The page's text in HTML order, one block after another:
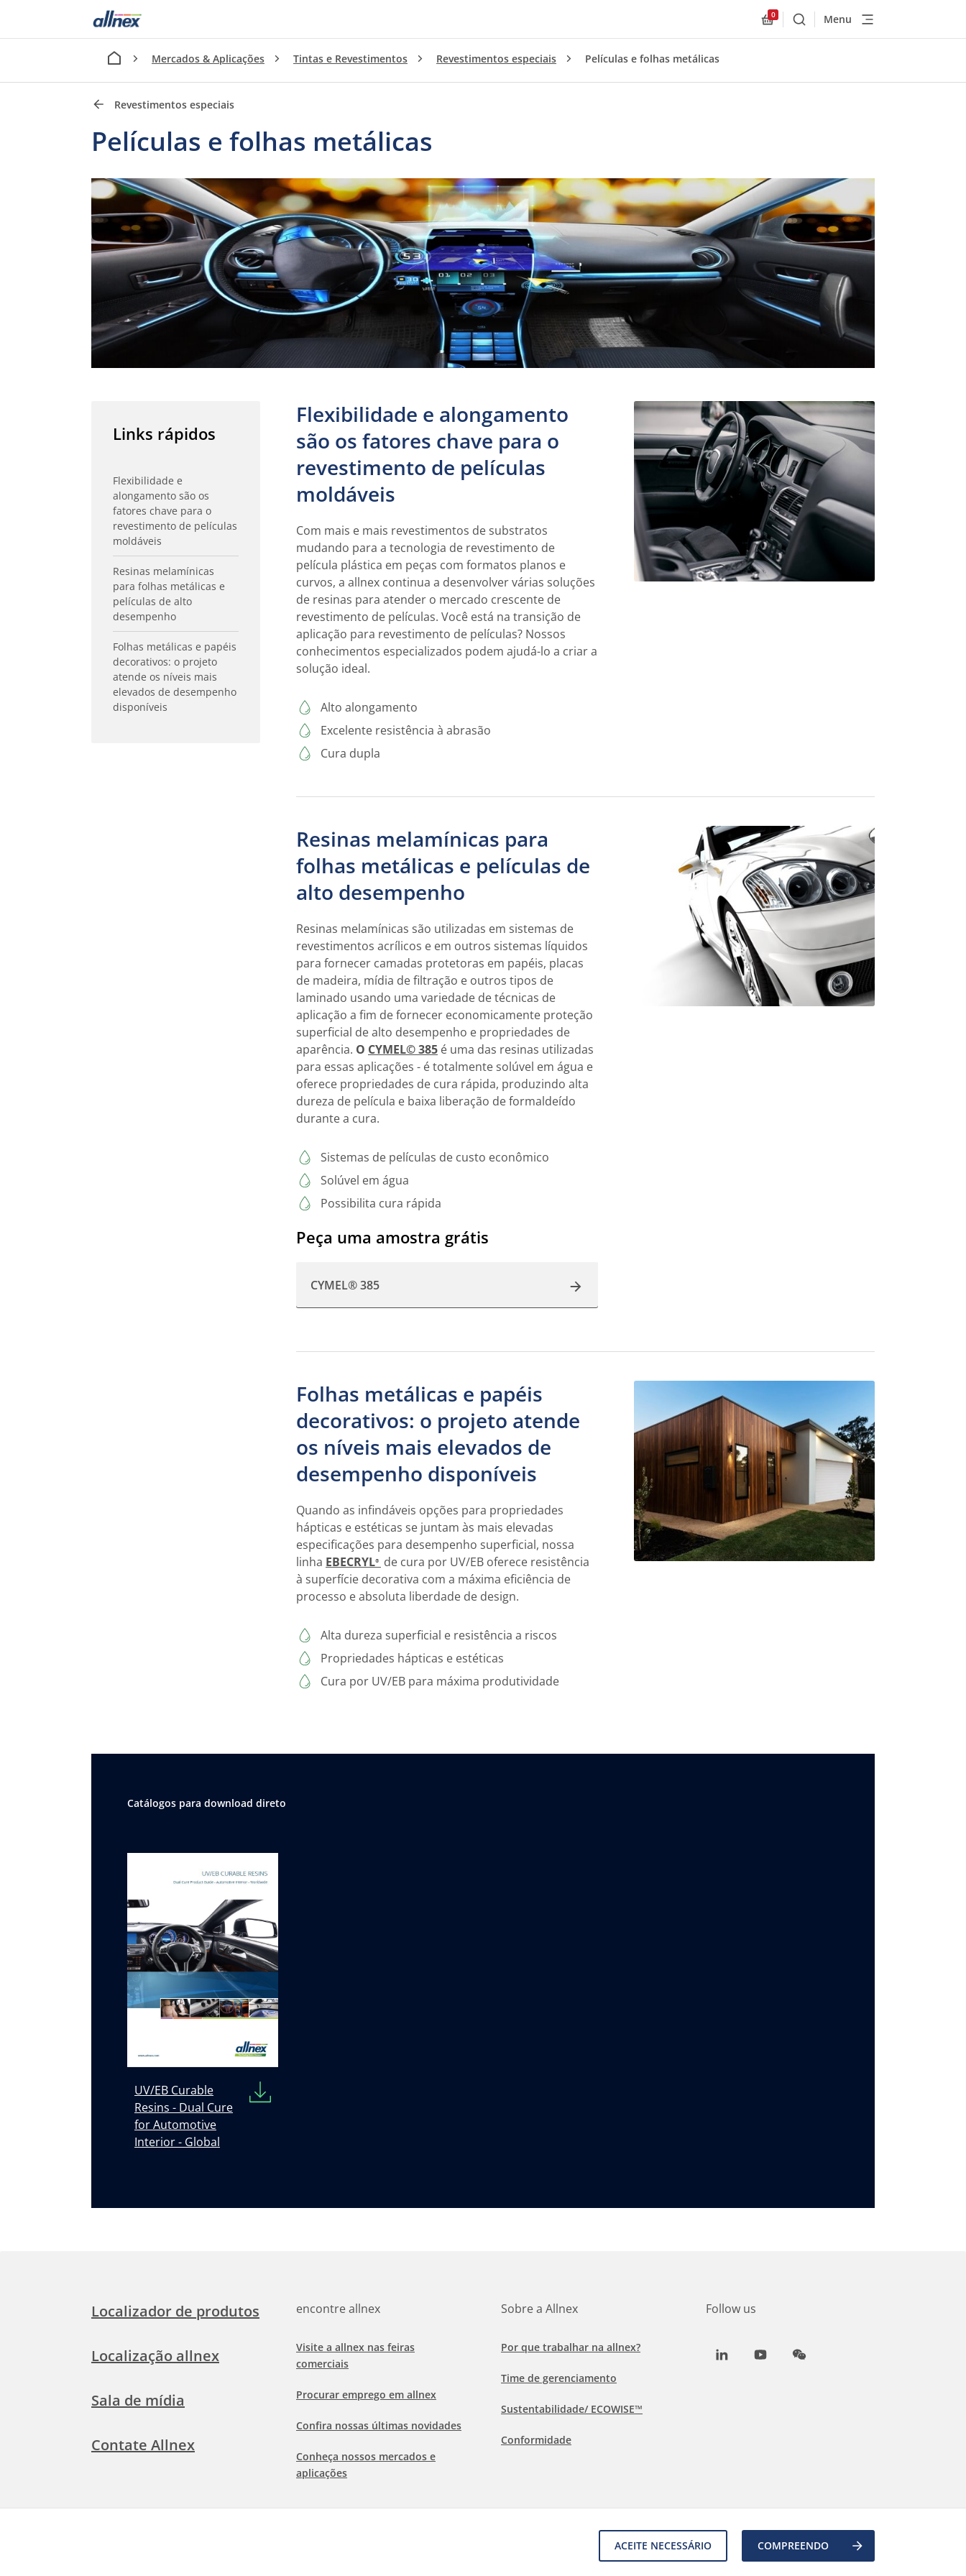
ACEITE NECESSÁRIO COMPREENDO
Allnex.GeneralResources.Cart
0
BuscarMenu
Mercados & Aplicações Tintas e Revestimentos Revestimentos especiais Películas e folhas metálicas
Revestimentos especiais
Películas e folhas metálicas
Links rápidos
Flexibilidade e
alongamento são os
fatores chave para o
revestimento de películas
moldáveis
Resinas melamínicas
para folhas metálicas e
películas de alto
desempenho
Folhas metálicas e papéis
decorativos: o projeto
atende os níveis mais
elevados de desempenho
disponíveis
Flexibilidade e alongamento
são os fatores chave para o
revestimento de películas
moldáveis
Com mais e mais revestimentos de substratos
mudando para a tecnologia de revestimento de
película plástica em peças com formatos planos e
curvos, a allnex continua a desenvolver várias soluções
de resinas para atender o mercado crescente de
revestimento de películas. Você está na transição de
aplicação para revestimento de películas? Nossos
conhecimentos especializados podem ajudá-lo a criar a
solução ideal.
Alto alongamento
Excelente resistência à abrasão
Cura dupla
Resinas melamínicas para
folhas metálicas e películas de
alto desempenho
Resinas melamínicas são utilizadas em sistemas de
revestimentos acrílicos e em outros sistemas líquidos
para fornecer camadas protetoras em papéis, placas
de madeira, mídia de filtração e outros tipos de
laminado usando uma variedade de técnicas de
aplicação a fim de fornecer economicamente proteção
superficial de alto desempenho e propriedades de
aparência. O CYMEL© 385 é uma das resinas utilizadas
para essas aplicações - é totalmente solúvel em água e
oferece propriedades de cura rápida, produzindo alta
dureza de película e baixa liberação de formaldeído
durante a cura.
Sistemas de películas de custo econômico
Solúvel em água
Possibilita cura rápida
Peça uma amostra grátis
CYMEL® 385
Folhas metálicas e papéis
decorativos: o projeto atende
os níveis mais elevados de
desempenho disponíveis
Quando as infindáveis opções para propriedades
hápticas e estéticas se juntam às mais elevadas
especificações para desempenho superficial, nossa
linha EBECRYL® de cura por UV/EB oferece resistência
à superfície decorativa com a máxima eficiência de
processo e absoluta liberdade de design.
Alta dureza superficial e resistência a riscos
Propriedades hápticas e estéticas
Cura por UV/EB para máxima produtividade
Catálogos para download direto
UV/EB Curable
Resins - Dual Cure
for Automotive
Interior - Global
Localizador de produtos
Localização allnex
Sala de mídia
Contate Allnex
encontre allnex
Visite a allnex nas feiras
comerciais
Procurar emprego em allnex
Confira nossas últimas novidades
Conheça nossos mercados e
aplicações
Sobre a Allnex
Por que trabalhar na allnex?
Time de gerenciamento
Sustentabilidade/ ECOWISE™
Conformidade
Follow us
LinkedInYoutubeWeChat
Aviso de isenção de responsabilidade